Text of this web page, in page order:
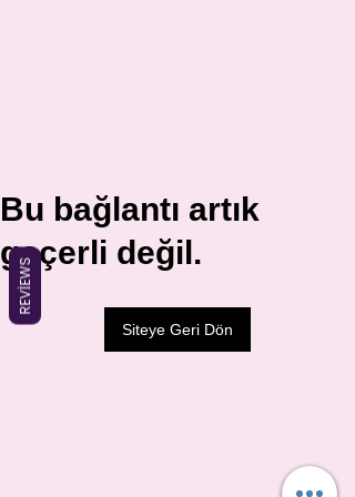
Bu bağlantı artık
geçerli değil.
Siteye Geri Dön
REVIEWS